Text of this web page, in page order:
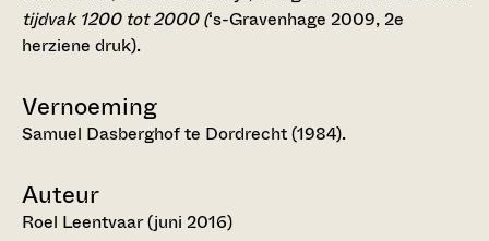
tijdvak 1200 tot 2000 (‘s-Gravenhage 2009, 2e
herziene druk).
Vernoeming
Samuel Dasberghof te Dordrecht (1984).
Auteur
Roel Leentvaar (juni 2016)